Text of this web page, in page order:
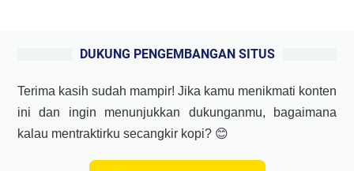
DUKUNG PENGEMBANGAN SITUS
Terima kasih sudah mampir! Jika kamu menikmati konten
ini dan ingin menunjukkan dukunganmu, bagaimana
kalau mentraktirku secangkir kopi? 😊